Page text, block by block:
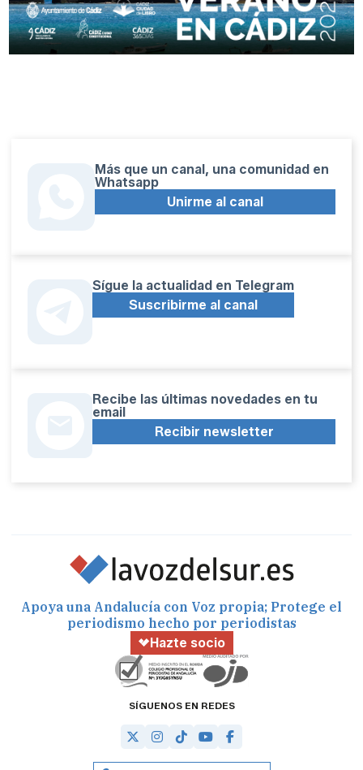
Más que un canal, una comunidad en
Whatsapp
Unirme al canal
Sígue la actualidad en Telegram
Suscribirme al canal
Recibe las últimas novedades en tu
email
Recibir newsletter
Apoya una Andalucía con Voz propia; Protege el
periodismo hecho por periodistas
Hazte socio
SÍGUENOS EN REDES